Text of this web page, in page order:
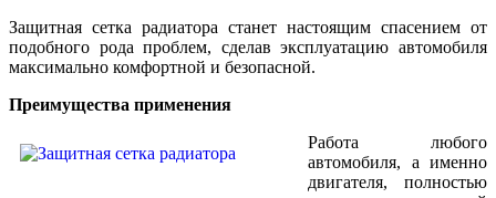
Защитная сетка радиатора станет настоящим спасением от
подобного рода проблем, сделав эксплуатацию автомобиля
максимально комфортной и безопасной.
Преимущества применения
Работа любого
автомобиля, а именно
двигателя, полностью